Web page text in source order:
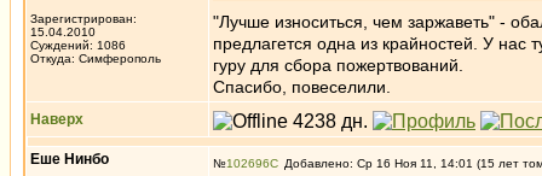
Зарегистрирован:
15.04.2010
Суждений: 1086
Откуда: Симферополь
"Лучше износиться, чем заржаветь" -
предлагется одна из крайностей. У нас
гуру для сбора пожертвований.
Спасибо, повеселили.
Наверх
Еше Нинбо №102696 Добавлено: Ср 16 Ноя 11, 14:01 (15 лет